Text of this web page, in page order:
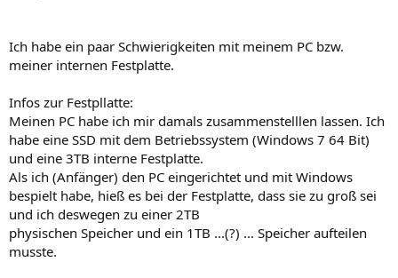
Ich habe ein paar Schwierigkeiten mit meinem PC bzw.
meiner internen Festplatte.
Infos zur Festpllatte:
Meinen PC habe ich mir damals zusammenstelllen lassen. Ich
habe eine SSD mit dem Betriebssystem (Windows 7 64 Bit)
und eine 3TB interne Festplatte.
Als ich (Anfänger) den PC eingerichtet und mit Windows
bespielt habe, hieß es bei der Festplatte, dass sie zu groß sei
und ich deswegen zu einer 2TB
physischen Speicher und ein 1TB ...(?) ... Speicher aufteilen
musste.